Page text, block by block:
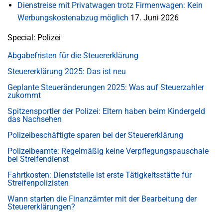
Dienstreise mit Privatwagen trotz Firmenwagen: Kein
Werbungskostenabzug möglich 17. Juni 2026
Special: Polizei
Abgabefristen für die Steuererklärung
Steuererklärung 2025: Das ist neu
Geplante Steueränderungen 2025: Was auf Steuerzahler
zukommt
Spitzensportler der Polizei: Eltern haben beim Kindergeld
das Nachsehen
Polizeibeschäftigte sparen bei der Steuererklärung
Polizeibeamte: Regelmäßig keine Verpflegungspauschale
bei Streifendienst
Fahrtkosten: Dienststelle ist erste Tätigkeitsstätte für
Streifenpolizisten
Wann starten die Finanzämter mit der Bearbeitung der
Steuererklärungen?